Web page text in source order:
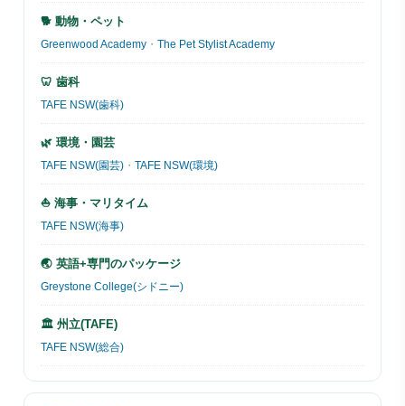
🐕 動物・ペット
Greenwood Academy ・ The Pet Stylist Academy
🦷 歯科
TAFE NSW(歯科)
🌿 環境・園芸
TAFE NSW(園芸) ・ TAFE NSW(環境)
⛵ 海事・マリタイム
TAFE NSW(海事)
🌏 英語+専門のパッケージ
Greystone College(シドニー)
🏛 州立(TAFE)
TAFE NSW(総合)